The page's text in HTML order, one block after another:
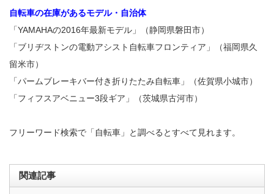
自転車の在庫があるモデル・自治体
「YAMAHAの2016年最新モデル」（静岡県磐田市）
「ブリヂストンの電動アシスト自転車フロンティア」（福岡県久
留米市）
「パームブレーキバー付き折りたたみ自転車」（佐賀県小城市）
「フィフスアベニュー3段ギア」（茨城県古河市）
フリーワード検索で「自転車」と調べるとすべて見れます。
関連記事